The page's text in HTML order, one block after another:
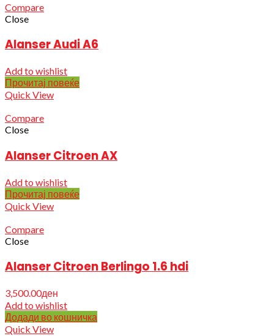
Compare
Close
Alanser Audi A6
Add to wishlist
Прочитај повеќе
Quick View
Compare
Close
Alanser Citroen AX
Add to wishlist
Прочитај повеќе
Quick View
Compare
Close
Alanser Citroen Berlingo 1.6 hdi
3,500.00ден
Add to wishlist
Додади во кошничка
Quick View